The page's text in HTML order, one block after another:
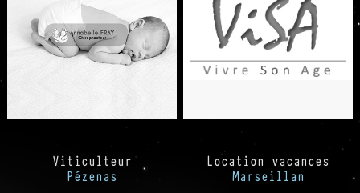
Viticulteur
Pézenas
Location vacances
Marseillan